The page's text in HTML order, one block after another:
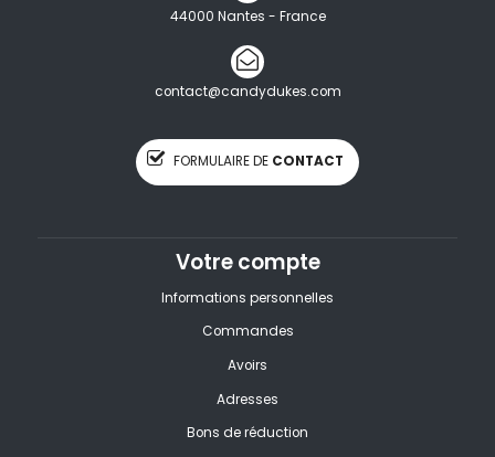
44000 Nantes - France
contact@candydukes.com
FORMULAIRE DE CONTACT
Votre compte
Informations personnelles
Commandes
Avoirs
Adresses
Bons de réduction